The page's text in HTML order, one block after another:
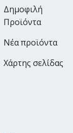
Δημοφιλή
Προϊόντα
Νέα προϊόντα
Χάρτης σελίδας